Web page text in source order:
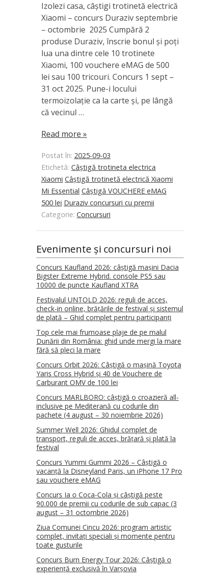
Izolezi casa, câștigi trotinetă electrică
Xiaomi – concurs Duraziv septembrie
– octombrie 2025 Cumpără 2
produse Duraziv, înscrie bonul și poți
lua una dintre cele 10 trotinete
Xiaomi, 100 vouchere eMAG de 500
lei sau 100 tricouri. Concurs 1 sept –
31 oct 2025. Pune-i locului
termoizolație ca la carte și, pe lângă
că vecinul …
Read more »
Postat în: 2025-09-03
Etichetă: Câștigă trotineta electrica
Xiaomi Câștigă trotinetă electrică Xiaomi
Mi Essential Câștigă VOUCHERE eMAG
500 lei Duraziv concursuri cu premii
Categorie: Concursuri
Evenimente și concursuri noi
Concurs Kaufland 2026: câștigă mașini Dacia
Bigster Extreme Hybrid. console PS5 sau
10000 de puncte Kaufland XTRA
Festivalul UNTOLD 2026: reguli de acces,
check-in online, brățările de festival și sistemul
de plată – Ghid complet pentru participanți
Top cele mai frumoase plaje de pe malul
Dunării din România: ghid unde mergi la mare
fără să pleci la mare
Concurs Orbit 2026: Câștigă o mașină Toyota
Yaris Cross Hybrid și 40 de Vouchere de
Carburant OMV de 100 lei
Concurs MARLBORO: câștigă o croazieră all-
inclusive pe Mediterană cu codurile din
pachete (4 august – 30 noiembrie 2026)
Summer Well 2026: Ghidul complet de
transport, reguli de acces, brățară și plată la
festival
Concurs Yummi Gummi 2026 – Câștigă o
vacanță la Disneyland Paris, un iPhone 17 Pro
sau vouchere eMAG
Concurs Ia o Coca-Cola și câștigă peste
90.000 de premii cu codurile de sub capac (3
august – 31 octombrie 2026)
Ziua Comunei Cincu 2026: program artistic
complet, invitați speciali și momente pentru
toate gusturile
Concurs Burn Energy Tour 2026: Câștigă o
experiență exclusivă în Varșovia